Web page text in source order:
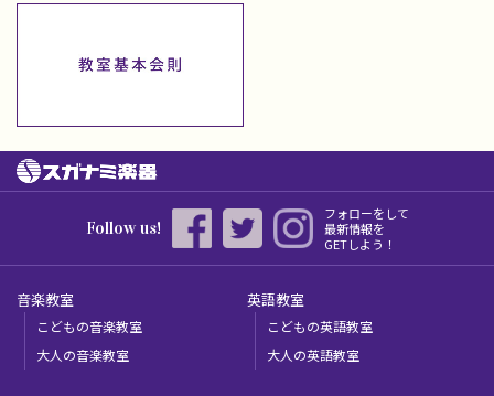
Follow us!
フォローをして
最新情報を
GETしよう！
音楽教室
こどもの音楽教室
大人の音楽教室
英語教室
こどもの英語教室
大人の英語教室